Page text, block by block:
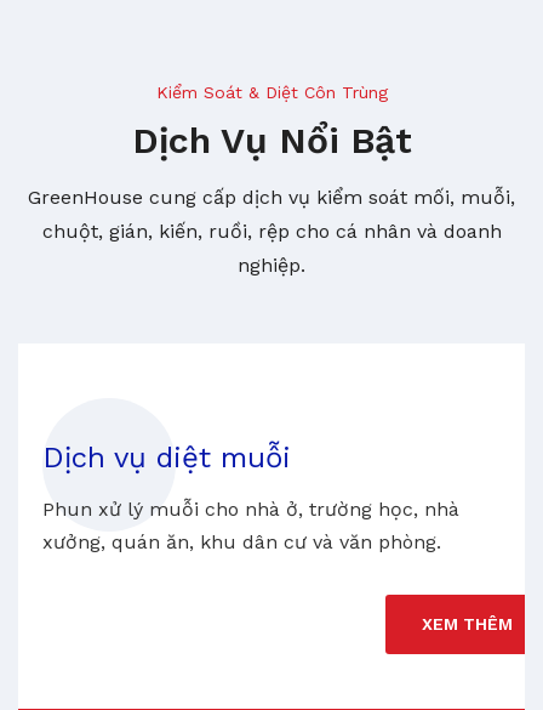
Kiểm Soát & Diệt Côn Trùng
Dịch Vụ Nổi Bật
GreenHouse cung cấp dịch vụ kiểm soát mối, muỗi,
chuột, gián, kiến, ruồi, rệp cho cá nhân và doanh
nghiệp.
Dịch vụ diệt muỗi
Phun xử lý muỗi cho nhà ở, trường học, nhà
xưởng, quán ăn, khu dân cư và văn phòng.
XEM THÊM